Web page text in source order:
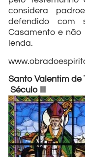
considera
defendido com
Casamento e
lenda.
Santo Valentim de
Século III